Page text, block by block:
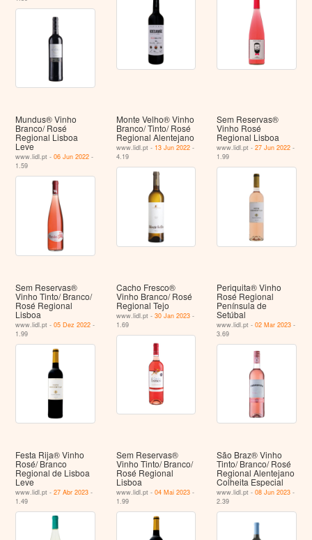
Mundus® Vinho
Branco/ Rosé
Regional Lisboa
Leve
www.lidl.pt -06 Jun 2022 -
1.59
Monte Velho® Vinho
Branco/ Tinto/ Rosé
Regional Alentejano
www.lidl.pt - 13 Jun 2022-
4.19
Sem Reservas®
Vinho Rosé
Regional Lisboa
www.lidl.pt -27 Jun 2022 -
1.99
Sem Reservas®
Vinho Tinto/ Branco/
Rosé Regional
Lisboa
www.lidl.pt -05 Dez 2022 -
1.99
Cacho Fresco®
Vinho Branco/ Rosé
Regional Tejo
www.lidl.pt - 30 Jan 2023-
1.69
Periquita® Vinho
Rosé Regional
Península de
Setúbal
www.lidl.pt -02 Mar 2023 -
3.69
Festa Rija® Vinho
Rosé/ Branco
Regional de Lisboa
Leve
www.lidl.pt -27 Abr 2023 -
1.49
Sem Reservas®
Vinho Tinto/ Branco/
Rosé Regional
Lisboa
www.lidl.pt - 04 Mai 2023-
1.99
São Braz® Vinho
Tinto/ Branco/ Rosé
Regional Alentejano
Colheita Especial
www.lidl.pt -08 Jun 2023 -
2.39